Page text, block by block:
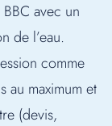
avec un
de l’eau.
comme
au maximum et
(devis,